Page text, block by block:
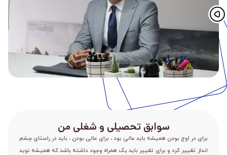
سوابق تحصیلی و شغلی من
برای در اوج بودن همیشه باید عالی بود ، برای عالی بودن ، باید در راستای چشم
انداز تغییر کرد و برای تغییر باید یک همراه وجود داشته باشد که همیشه نوید